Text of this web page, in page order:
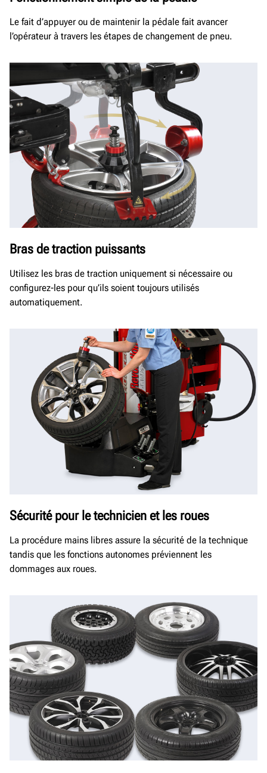
Le fait d’appuyer ou de maintenir la pédale fait avancer
l’opérateur à travers les étapes de changement de pneu.
Bras de traction puissants
Utilisez les bras de traction uniquement si nécessaire ou
configurez-les pour qu’ils soient toujours utilisés
automatiquement.
Sécurité pour le technicien et les roues
La procédure mains libres assure la sécurité de la technique
tandis que les fonctions autonomes préviennent les
dommages aux roues.